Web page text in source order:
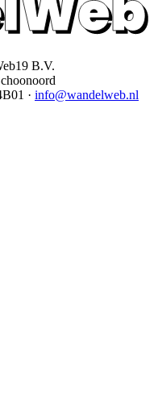
B.V.
· info@wandelweb.nl